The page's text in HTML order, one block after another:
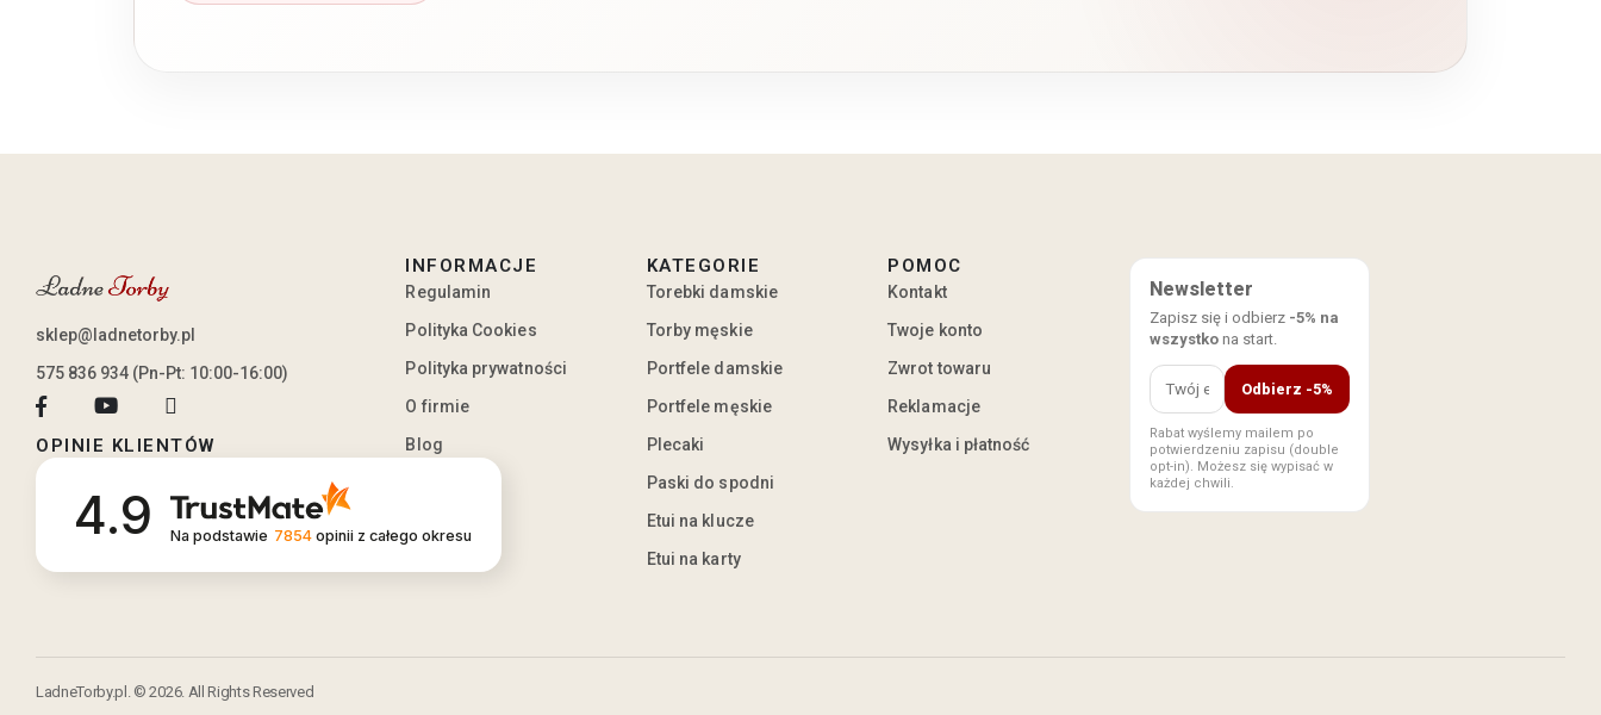
sklep@ladnetorby.pl
575 836 934 (Pn-Pt: 10:00-16:00)
OPINIE KLIENTÓW
4.9 Na podstawie 7854 opinii z całego okresu
INFORMACJE
Regulamin
Polityka Cookies
Polityka prywatności
O firmie
Blog
KATEGORIE
Torebki damskie
Torby męskie
Portfele damskie
Portfele męskie
Plecaki
Paski do spodni
Etui na klucze
Etui na karty
POMOC
Kontakt
Twoje konto
Zwrot towaru
Reklamacje
Wysyłka i płatność
Newsletter
Zapisz się i odbierz -5% na
wszystkona start.
Odbierz -5%
Rabat wyślemy mailem po
potwierdzeniu zapisu (double
opt-in). Możesz się wypisać w
każdej chwili.
LadneTorby.pl. © 2026. All Rights Reserved